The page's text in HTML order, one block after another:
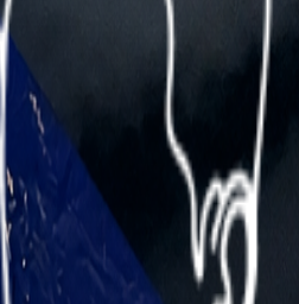
и хрупких
работу грузчиков и